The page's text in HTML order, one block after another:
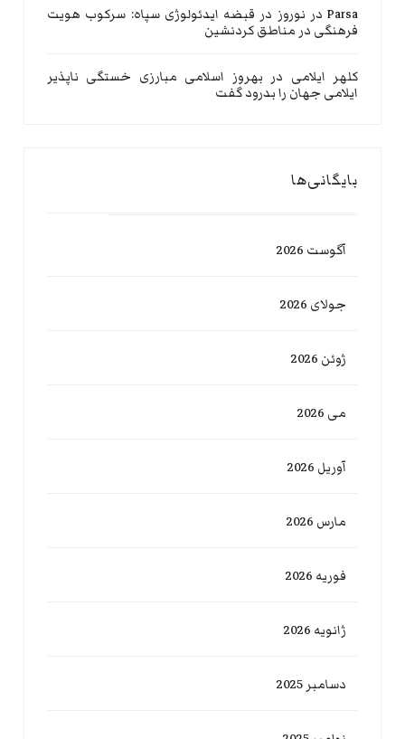
Parsa در نوروز در قبضه ایدئولوژی سپاه: سرکوب هویت
فرهنگی در مناطق کردنشین
کلهر ایلامی در بهروز اسلامی مبارزی خستگی ناپذیر
ایلامی جهان را بدرود گفت
بایگانی‌ها
آگوست 2026
جولای 2026
ژوئن 2026
می 2026
آوریل 2026
مارس 2026
فوریه 2026
ژانویه 2026
دسامبر 2025